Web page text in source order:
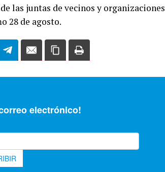
las juntas de vecinos y organizaciones
28 de agosto.